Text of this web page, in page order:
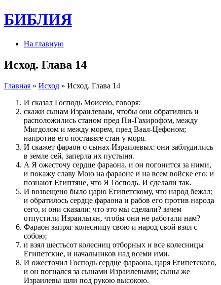
БИБЛИЯ
На главную
Исход. Глава 14
Главная » Исход » Исход. Глава 14
И сказал Господь Моисею, говоря:
скажи сынам Израилевым, чтобы они обратились и
расположились станом пред Пи-Гахирофом, между
Мигдолом и между морем, пред Ваал-Цефоном;
напротив его поставьте стан у моря.
И скажет фараон о сынах Израилевых: они заблудились
в земле сей, заперла их пустыня.
А Я ожесточу сердце фараона, и он погонится за ними,
и покажу славу Мою на фараоне и на всем войске его; и
познают Египтяне, что Я Господь. И сделали так.
И возвещено было царю Египетскому, что народ бежал;
и обратилось сердце фараона и рабов его против народа
сего, и они сказали: что это мы сделали? зачем
отпустили Израильтян, чтобы они не работали нам?
Фараон запряг колесницу свою и народ свой взял с
собою;
и взял шестьсот колесниц отборных и все колесницы
Египетские, и начальников над всеми ими.
И ожесточил Господь сердце фараона, царя Египетского,
и он погнался за сынами Израилевыми; сыны же
Израилевы шли под рукою высокою.